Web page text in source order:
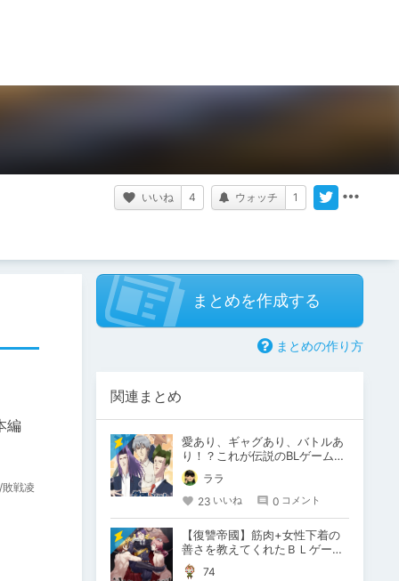
いいね 4 ウォッチ 1
編
戦凌
まとめを作成する
まとめの作り方
関連まとめ
愛あり、ギャグあり、バトルあ
り！？これが伝説のBLゲーム
『学園ハンサム』だ！！
ララ
23 いいね 0 コメント
【復讐帝國】筋肉+女性下着の
善さを教えてくれたＢＬゲーム
【若干のネタバレを含む感想】
74